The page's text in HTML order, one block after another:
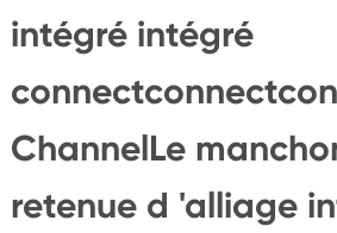
intégré intégré
ChannelLe
retenue d 'alliage